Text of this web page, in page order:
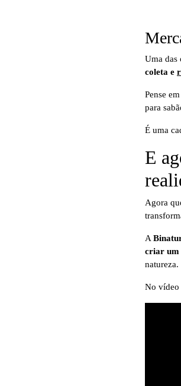
Uma das
coleta e
Pense
para
É uma
E
Agora
A
criar um
natureza.
No vídeo